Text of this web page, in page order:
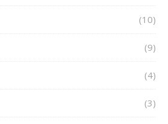
(10)
(9)
(4)
(3)